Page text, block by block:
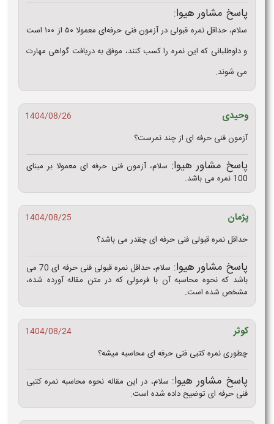
پاسخ مشاور هیوا:
سلام، حداقل نمره قبولی در آزمون فنی حرفه‌ای معمولا ۵۰ از ۱۰۰ است
و داوطلبانی که این نمره را کسب کنند، موفق به دریافت گواهی مهارت
می‌ شوند.
وحیدی
1404/08/26
آزمون فنی حرفه ای از چند نمرست؟
پاسخ مشاور هیوا: سلام، آزمون فنی حرفه ای معمولا بر مبنای
100 نمره می باشد.
پژمان
1404/08/25
حداقل نمره قبولی فنی حرفه ای چقدر می باشد؟
پاسخ مشاور هیوا:
سلام، حداقل نمره قبولی فنی حرفه ای 70 می
باشد که نحوه محاسبه آن با فرمولی که در متن مقاله آورده شده،
مشخص شده است.
کوثر
1404/08/24
چطوری نمره کتبی فنی حرفه ای محاسبه میشه؟
پاسخ مشاور هیوا: سلام، در این مقاله نحوه محاسبه نمره کتبی
فنی حرفه ای توضیح داده شده است.